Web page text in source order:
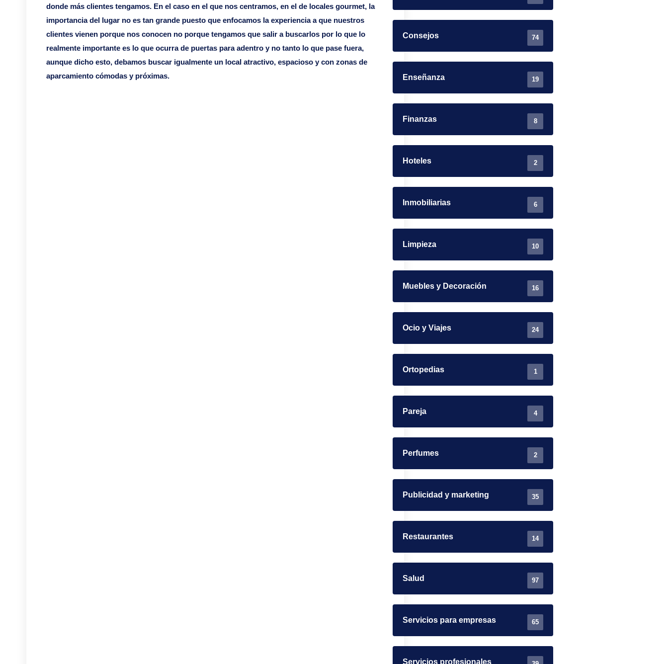
donde más clientes tengamos. En el caso en el que nos centramos, en el de locales gourmet, la
importancia del lugar no es tan grande puesto que enfocamos la experiencia a que nuestros
clientes vienen porque nos conocen no porque tengamos que salir a buscarlos por lo que lo
realmente importante es lo que ocurra de puertas para adentro y no tanto lo que pase fuera,
aunque dicho esto, debamos buscar igualmente un local atractivo, espacioso y con zonas de
aparcamiento cómodas y próximas.
Consejos 74
Enseñanza 19
Finanzas 8
Hoteles 2
Inmobiliarias 6
Limpieza 10
Muebles y Decoración 16
Ocio y Viajes 24
Ortopedias 1
Pareja 4
Perfumes 2
Publicidad y marketing 35
Restaurantes 14
Salud 97
Servicios para empresas 65
Servicios profesionales